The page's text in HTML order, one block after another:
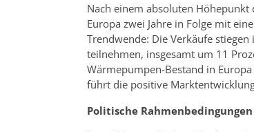
Nach einem absoluten
Europa zwei Jahre in Folge mit
Trendwende: Die Verkäufe
teilnehmen, insgesamt um 11
Wärmepumpen-Bestand in
führt die positive
Politische